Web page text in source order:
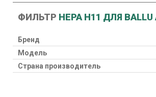
ФИЛЬТР HEPA H11 ДЛЯ BALLU
Бренд
Модель
Страна производитель